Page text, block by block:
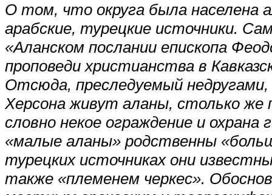
О том, что округа была населена
арабские, турецкие источники.
«Аланском послании епископа
проповеди христианства в
Отсюда, преследуемый недругами,
Херсона живут аланы, столько же
словно некое ограждение и
«малые аланы» родственны
турецких источниках они
также «племенем черкес».